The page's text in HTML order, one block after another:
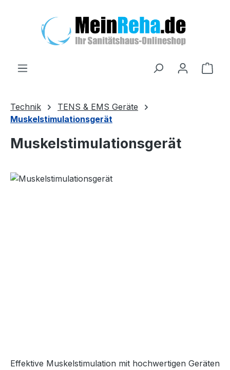
Technik
TENS & EMS Geräte
Muskelstimulationsgerät
Muskelstimulationsgerät
Effektive Muskelstimulation mit hochwertigen Geräten